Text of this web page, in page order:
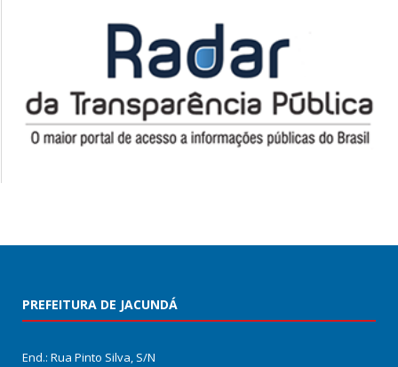
PREFEITURA DE JACUNDÁ
End.: Rua Pinto Silva, S/N